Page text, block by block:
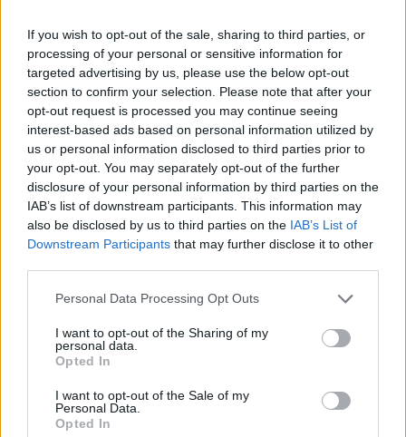
If you wish to opt-out of the sale, sharing to third parties, or
processing of your personal or sensitive information for
targeted advertising by us, please use the below opt-out
section to confirm your selection. Please note that after your
opt-out request is processed you may continue seeing
interest-based ads based on personal information utilized by
us or personal information disclosed to third parties prior to
your opt-out. You may separately opt-out of the further
disclosure of your personal information by third parties on the
IAB’s list of downstream participants. This information may
also be disclosed by us to third parties on the IAB’s List of
Downstream Participants that may further disclose it to other
Personal Data Processing Opt Outs
I want to opt-out of the Sharing of my
personal data.
Opted In
I want to opt-out of the Sale of my
Personal Data.
Opted In
Corrections & commentaires
Dire «merci» pour cette traduction Corriger une erreur